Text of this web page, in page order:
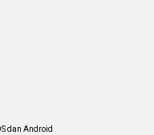
dan Android